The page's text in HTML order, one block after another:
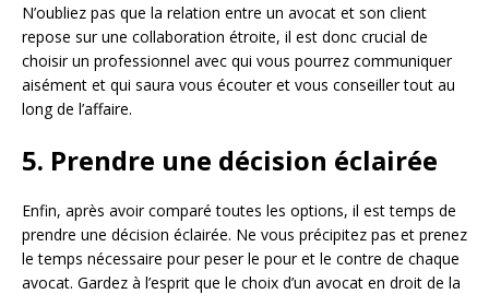
N’oubliez pas que la relation entre un avocat et son client
repose sur une collaboration étroite, il est donc crucial de
choisir un professionnel avec qui vous pourrez communiquer
aisément et qui saura vous écouter et vous conseiller tout au
long de l’affaire.
5. Prendre une décision éclairée
Enfin, après avoir comparé toutes les options, il est temps de
prendre une décision éclairée. Ne vous précipitez pas et prenez
le temps nécessaire pour peser le pour et le contre de chaque
avocat. Gardez à l’esprit que le choix d’un avocat en droit de la